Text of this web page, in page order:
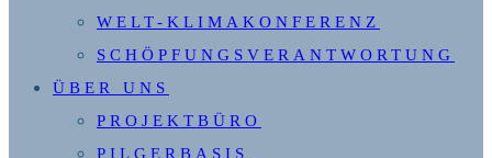
WELT-KLIMAKONFERENZ
SCHÖPFUNGSVERANTWORTUNG
ÜBER UNS
PROJEKTBÜRO
PILGERBASIS